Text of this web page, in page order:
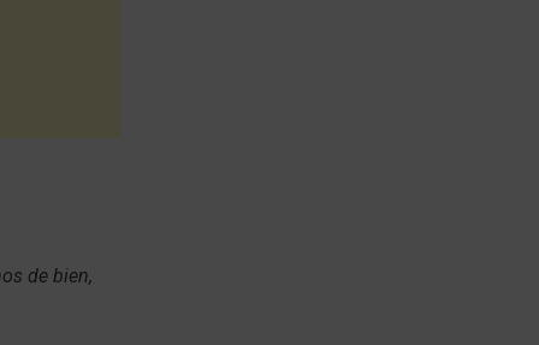
de bien,